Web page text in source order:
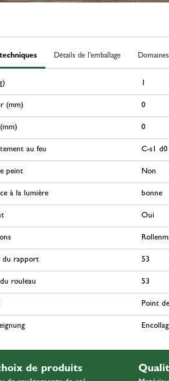
Détails de l'emballage
(mm) 0
0
au feu C-s1 d0
peint Non
à la lumière bonne
Oui
du rapport 53
rouleau 53
Point
de produits